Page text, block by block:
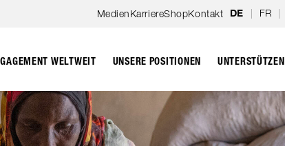
Zum Hauptinhalt springen
MedienKarriereShopKontakt DE | FR |
WELTWEIT UNSERE POSITIONEN UNTERSTÜTZEN